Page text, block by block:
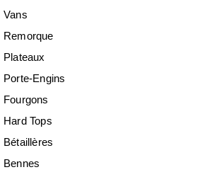
Vans
Remorque
Plateaux
Porte-Engins
Fourgons
Hard Tops
Bétaillères
Bennes